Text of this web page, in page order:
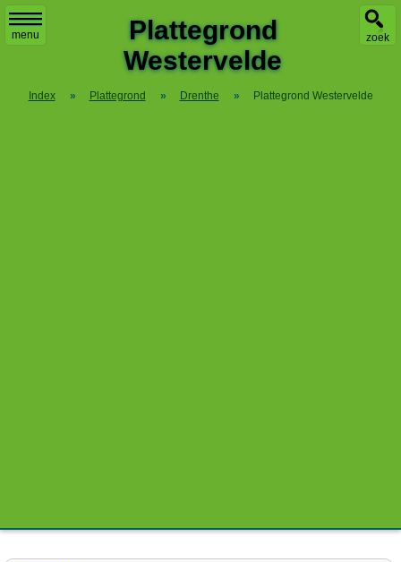
menu zoek
Plattegrond
Westervelde
Index » Plattegrond » Drenthe » Plattegrond Westervelde